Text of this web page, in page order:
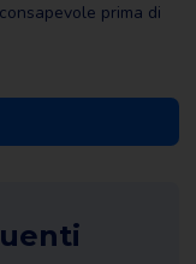
prima di